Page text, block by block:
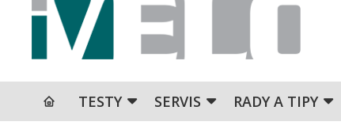
TESTY SERVIS RADY A TIPY